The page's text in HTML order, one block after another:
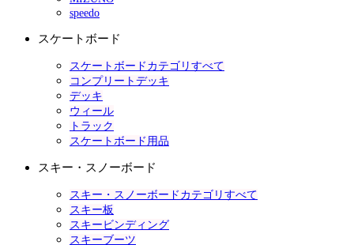
speedo
スケートボード
スケートボードカテゴリすべて
コンプリートデッキ
デッキ
ウィール
トラック
スケートボード用品
スキー・スノーボード
スキー・スノーボードカテゴリすべて
スキー板
スキービンディング
スキーブーツ